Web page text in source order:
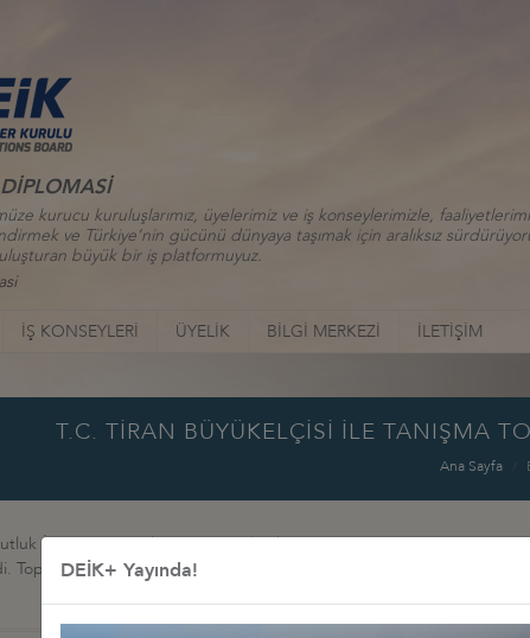
kurucu kuruluşlarımız, üyelerimiz ve iş konseylerimizle,
ve Türkiye’nin gücünü dünyaya taşımak için aralıksız
büyük bir iş platformuyuz.
İŞ KONSEYLERİ ÜYELİK BİLGİ MERKEZİ İLETİŞİM
T.C. TİRAN BÜYÜKELÇİSİ İLE TANIŞMA
Ana Sayfa
İş Konseyi, Galip Tözge başkanlığında, yeni atanan T.C. Tiran
Türkiye-Arnavutluk arasında ikili ticari ilişkiler ve ülkedeki türk
DEİK+ Yayında!